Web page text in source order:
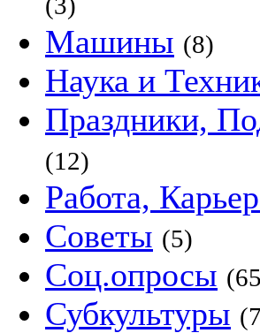
Машины (8)
Наука и
Праздники,
(12)
Работа,
Советы (5)
Соц.опросы
Субкультуры